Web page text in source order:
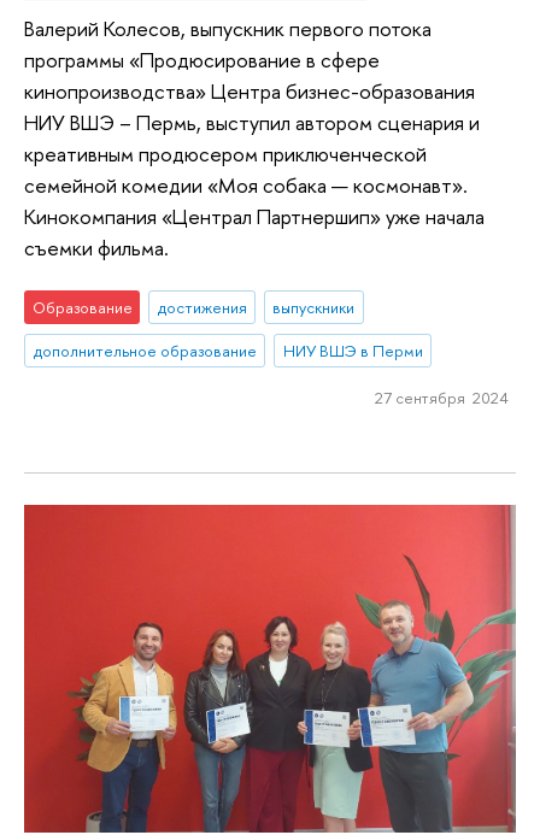
Валерий Колесов, выпускник первого потока
программы «Продюсирование в сфере
кинопроизводства» Центра бизнес-образования
НИУ ВШЭ – Пермь, выступил автором сценария и
креативным продюсером приключенческой
семейной комедии «Моя собака — космонавт».
Кинокомпания «Централ Партнершип» уже начала
съемки фильма.
Образование достижения
выпускники
дополнительное образование
НИУ ВШЭ в Перми
27 сентября 2024